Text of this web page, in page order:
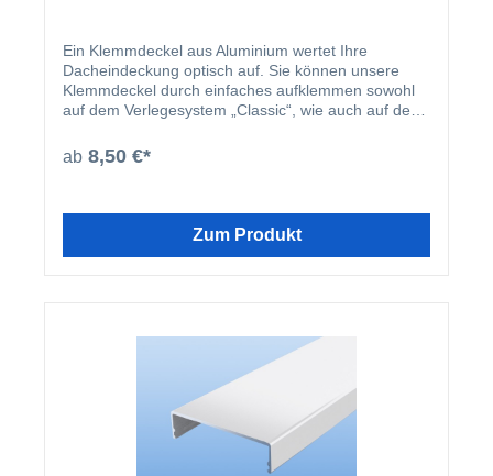
Ein Klemmdeckel aus Aluminium wertet Ihre
Dacheindeckung optisch auf. Sie können unsere
Klemmdeckel durch einfaches aufklemmen sowohl
auf dem Verlegesystem „Classic“, wie auch auf dem
montiert, harmoniert der Klemmdeckel nicht nur
farblich mit Ihren restlichen Profilleisten, sondern
wird nach der Montage der Verlegeprofile einfach
ab 8,50 €*
Zum Produkt